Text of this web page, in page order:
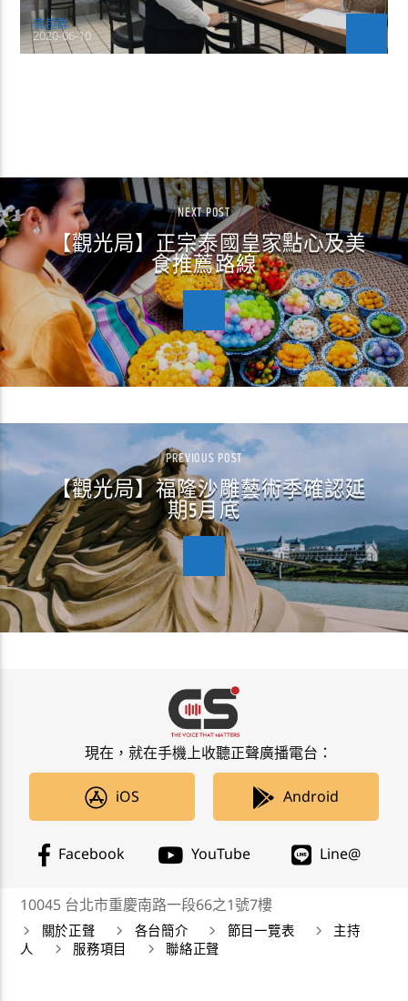
曾超群
2020-06-10
NEXT POST
【觀光局】正宗泰國皇家點心及美
食推薦路線
PREVIOUS POST
【觀光局】福隆沙雕藝術季確認延
期5月底
現在，就在手機上收聽正聲廣播電台：
iOS Android
Facebook YouTube Line@
10045 台北市重慶南路一段66之1號7樓
關於正聲
各台簡介 節目一覽表
主持
人
服務項目 聯絡正聲